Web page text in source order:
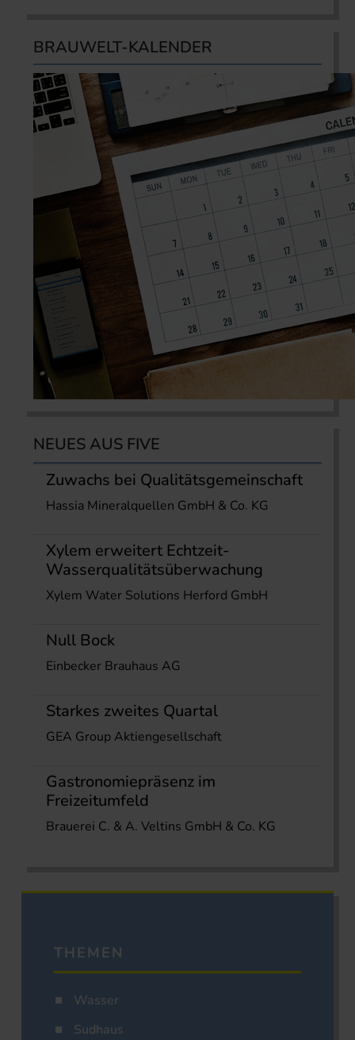
BRAUWELT-KALENDER
NEUES AUS FIVE
Zuwachs bei Qualitätsgemeinschaft
Hassia Mineralquellen GmbH & Co. KG
Xylem erweitert Echtzeit-
Wasserqualitätsüberwachung
Xylem Water Solutions Herford GmbH
Null Bock
Einbecker Brauhaus AG
Starkes zweites Quartal
GEA Group Aktiengesellschaft
Gastronomiepräsenz im
Freizeitumfeld
Brauerei C. & A. Veltins GmbH & Co. KG
THEMEN
Wasser
Sudhaus